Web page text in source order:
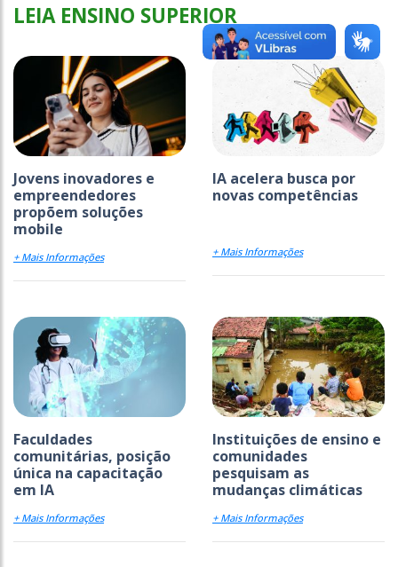
LEIA ENSINO SUPERIOR
Jovens inovadores e
empreendedores
propõem soluções
mobile
+ Mais Informações
IA acelera busca por
novas competências
+ Mais Informações
Faculdades
comunitárias, posição
única na capacitação
em IA
+ Mais Informações
Instituições de ensino e
comunidades
pesquisam as
mudanças climáticas
+ Mais Informações